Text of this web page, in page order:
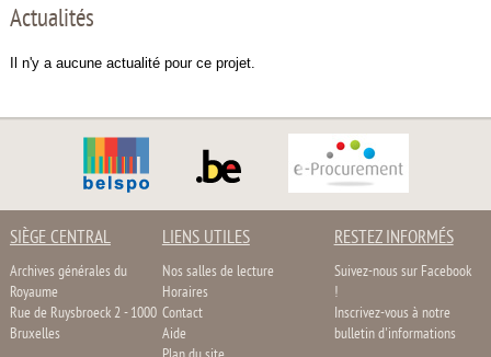
Actualités
Il n'y a aucune actualité pour ce projet.
SIÈGE CENTRAL
Archives générales du
Royaume
Rue de Ruysbroeck 2 - 1000
Bruxelles
LIENS UTILES
Nos salles de lecture
Horaires
Contact
Aide
RESTEZ INFORMÉS
Suivez-nous sur Facebook
!
Inscrivez-vous à notre
bulletin d'informations